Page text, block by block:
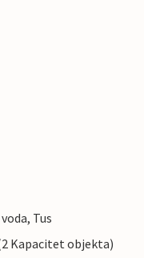
Tus
Kapacitet objekta)